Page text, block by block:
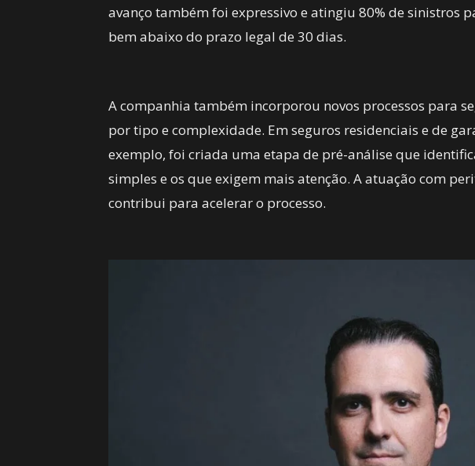
avanço também foi expressivo e atingiu 80% de sinistros
bem abaixo do prazo legal de 30 dias.
A companhia também incorporou novos processos para
por tipo e complexidade. Em seguros residenciais e de
exemplo, foi criada uma etapa de pré-análise que
simples e os que exigem mais atenção. A atuação com
contribui para acelerar o processo.